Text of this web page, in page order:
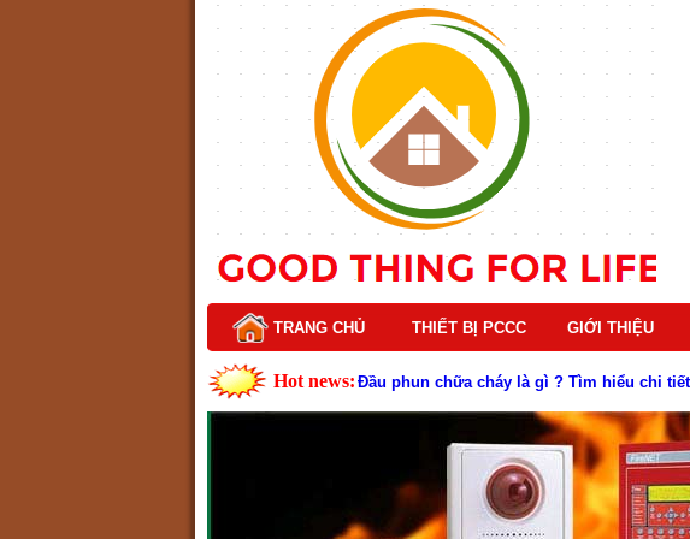
TRANG CHỦ THIẾT BỊ PCCC GIỚI THIỆU
Hot news: Lý do nên chọn hệ thống báo cháy Hochiki
Cấu tạo và nguyên lý hoạt động của báo
Tìm hiểu chi tiết về hệ thống báo cháy
Các loại thang dây thoát hiểm phổ biến
Thang dây thoát hiểm có tác dụng gì trong
Cấu tạo đầu phun chữa cháy trong hệ
Kim thu sét là gì? Cấu tạo, nguyên lý hoạt